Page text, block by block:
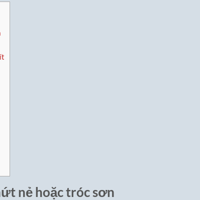
nẻ hoặc tróc sơn